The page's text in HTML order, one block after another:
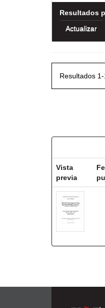
Resultados
Resultados 1-
Vista
previa